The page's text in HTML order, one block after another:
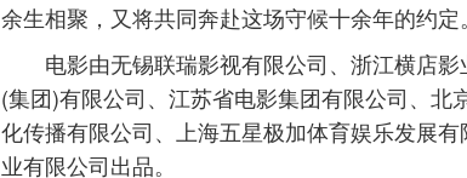
余生相聚，又将共同奔赴这场守候十余年的约定
电影由无锡联瑞影视有限公司、浙江横店
(集团)有限公司、江苏省电影集团有限公司、
化传播有限公司、上海五星极加体育娱乐发展
业有限公司出品。